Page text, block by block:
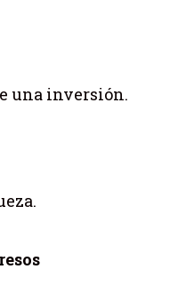
una inversión.